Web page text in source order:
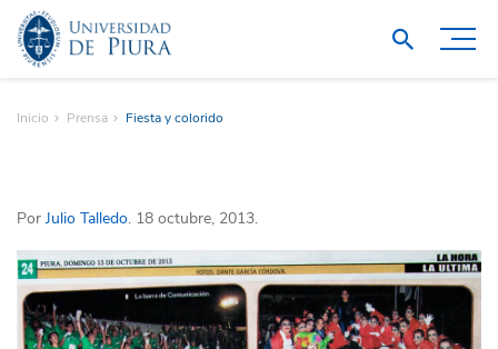
Inicio Prensa Fiesta y colorido
Por Julio Talledo. 18 octubre, 2013.